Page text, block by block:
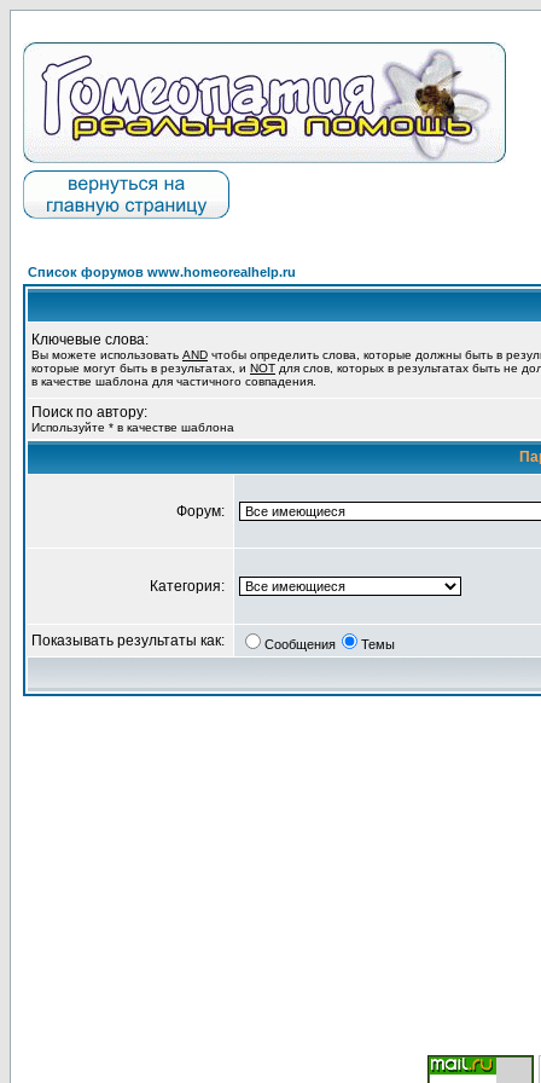
Список форумов www.homeorealhelp.ru
Ключевые слова:
Вы можете использовать AND чтобы определить слова, которые должны быть в
которые могут быть в результатах, и NOT для слов, которых в результатах быть не
в качестве шаблона для частичного совпадения.
Поиск по автору:
Используйте * в качестве шаблона
Форум:
Категория:
Показывать результаты как: Сообщения Темы